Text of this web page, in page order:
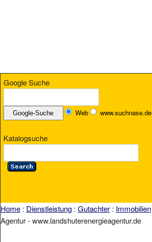
Google Suche
Web www.suchnase.de
Katalogsuche
Home : Dienstleistung : Gutachter : Immobilien
Agentur - www.landshuterenergieagentur.de